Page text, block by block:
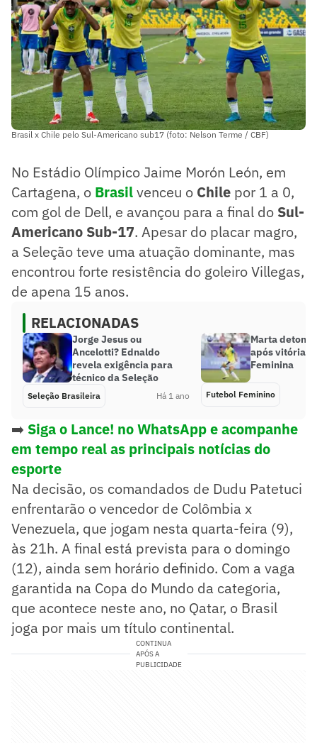
Brasil x Chile pelo Sul-Americano sub17 (foto: Nelson Terme / CBF)
No Estádio Olímpico Jaime Morón León, em
Cartagena, o Brasilvenceu o Chile por 1 a 0,
com gol de Dell, e avançou para a final do Sul-
Americano Sub-17. Apesar do placar magro,
a Seleção teve uma atuação dominante, mas
encontrou forte resistência do goleiro Villegas,
de apena 15 anos.
RELACIONADAS
Jorge Jesus ou
Ancelotti? Ednaldo
revela exigência para
técnico da Seleção
Seleção Brasileira Há 1 ano
Marta detona
após vitória
Feminina
Futebol Feminino
➡️ Siga o Lance! no WhatsApp e acompanhe
em tempo real as principais notícias do
esporte
Na decisão, os comandados de Dudu Patetuci
enfrentarão o vencedor de Colômbia x
Venezuela, que jogam nesta quarta-feira (9),
às 21h. A final está prevista para o domingo
(12), ainda sem horário definido. Com a vaga
garantida na Copa do Mundo da categoria,
que acontece neste ano, no Qatar, o Brasil
joga por mais um título continental.
CONTINUA
APÓS A
PUBLICIDADE